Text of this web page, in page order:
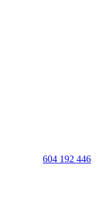
604 192 446